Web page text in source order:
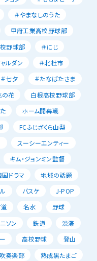
＃やまなしのうた
甲府工業高校野球部
野球部
＃にじ
ルダン
＃北杜市
＃七夕
＃たなばたさま
の花
白根高校野球部
ホーム開幕戦
FCふじざくら山梨
スーシーエンティー
キム・ジョンミン監督
国ドラマ
地域の話題
バスケ
J-POP
名水
野球
ソン 鉄道
渋滞
高校野球
登山
奏楽部
熟成黒たまご